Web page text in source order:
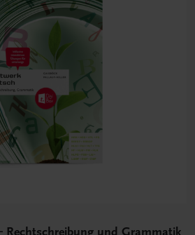
Rechtschreibung und Grammatik